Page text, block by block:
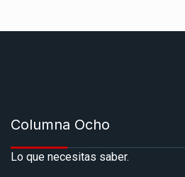
Columna Ocho
Lo que necesitas saber.